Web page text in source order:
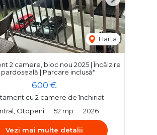
Harta
Next
2 camere, bloc nou 2025 | Încălzire
pardoseală | Parcare inclusă*
600 €
cu 2 camere de închiriat
Otopeni
52 mp 2026
Vezi mai multe detalii